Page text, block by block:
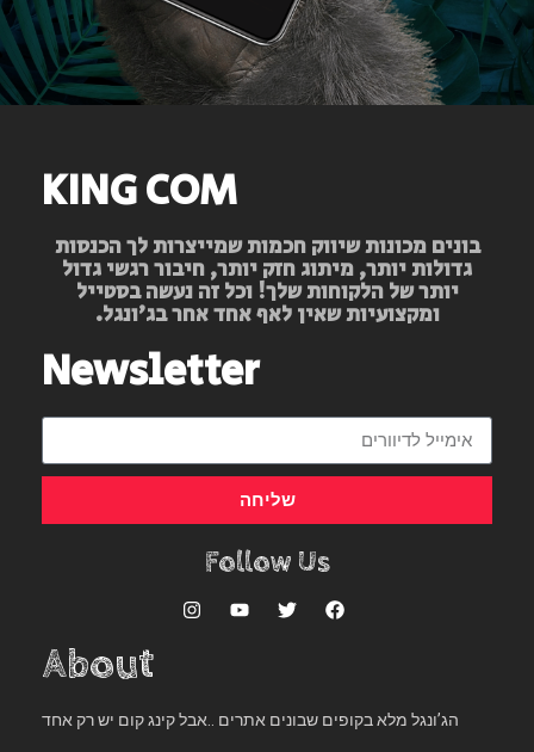
KING COM
בונים מכונות שיווק חכמות שמייצרות לך הכנסות
גדולות יותר, מיתוג חזק יותר, חיבור רגשי גדול
יותר של הלקוחות שלך! וכל זה נעשה בסטייל
ומקצועיות שאין לאף אחד אחר בג’ונגל.
Newsletter
שליחה
Follow Us
About
הג’ונגל מלא בקופים שבונים אתרים ..אבל קינג קום יש רק אחד